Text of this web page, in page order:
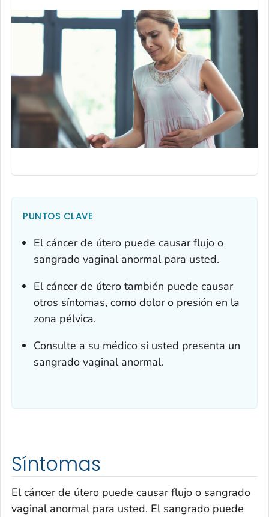
PUNTOS CLAVE
El cáncer de útero puede causar flujo o
sangrado vaginal anormal para usted.
El cáncer de útero también puede causar
otros síntomas, como dolor o presión en la
zona pélvica.
Consulte a su médico si usted presenta un
sangrado vaginal anormal.
Síntomas
El cáncer de útero puede causar flujo o sangrado
vaginal anormal para usted. El sangrado puede